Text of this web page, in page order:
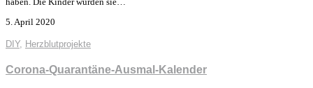
5. April 2020
DIY, Herzblutprojekte
Corona-Quarantäne-Ausmal-Kalender